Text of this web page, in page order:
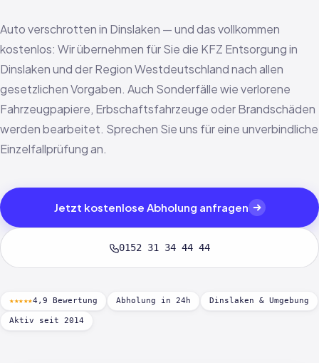
Auto verschrotten in Dinslaken — und das vollkommen
kostenlos: Wir übernehmen für Sie die KFZ Entsorgung in
Dinslaken und der Region Westdeutschland nach allen
gesetzlichen Vorgaben. Auch Sonderfälle wie verlorene
Fahrzeugpapiere, Erbschaftsfahrzeuge oder Brandschäden
werden bearbeitet. Sprechen Sie uns für eine unverbindliche
Einzelfallprüfung an.
Jetzt kostenlose Abholung anfragen
0152 31 34 44 44
★★★★★4,9 Bewertung Abholung in 24h Dinslaken & Umgebung
Aktiv seit 2014